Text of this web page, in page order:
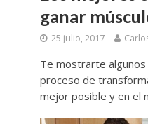
ganar
25 julio, 2017
Te mostrarte
proceso de
mejor posible y en el